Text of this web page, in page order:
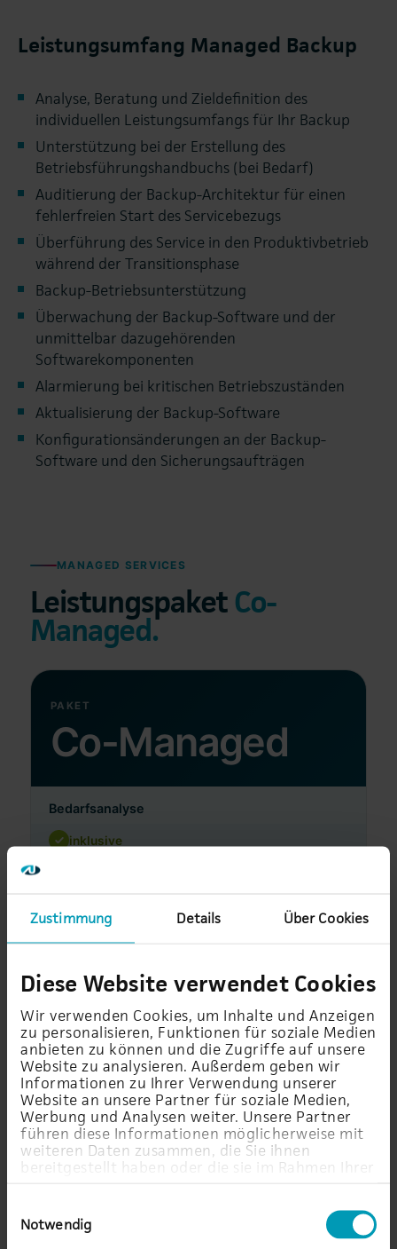
Zustimmung Details Über Cookies
Diese Website verwendet Cookies
Wir verwenden Cookies, um Inhalte und Anzeigen
zu personalisieren, Funktionen für soziale Medien
anbieten zu können und die Zugriffe auf unsere
Website zu analysieren. Außerdem geben wir
Informationen zu Ihrer Verwendung unserer
Website an unsere Partner für soziale Medien,
Werbung und Analysen weiter. Unsere Partner
führen diese Informationen möglicherweise mit
weiteren Daten zusammen, die Sie ihnen
bereitgestellt haben oder die sie im Rahmen Ihrer
Notwendig
Leistungsumfang Managed Backup
Analyse, Beratung und Zieldefinition des
individuellen Leistungsumfangs für Ihr Backup
Unterstützung bei der Erstellung des
Betriebsführungshandbuchs (bei Bedarf)
Auditierung der Backup-Architektur für einen
fehlerfreien Start des Servicebezugs
Überführung des Service in den Produktivbetrieb
während der Transitionsphase
Backup-Betriebsunterstützung
Überwachung der Backup-Software und der
unmittelbar dazugehörenden
Softwarekomponenten
Alarmierung bei kritischen Betriebszuständen
Aktualisierung der Backup-Software
Konfigurationsänderungen an der Backup-
Software und den Sicherungsaufträgen
MANAGED SERVICES
Leistungspaket Co-
Managed.
PAKET
Co-Managed
Bedarfsanalyse
inklusive
+ zzgl. Pauschalpreis
Alarmierung
inklusive
Systemaktualisierung
inklusive
inklusive